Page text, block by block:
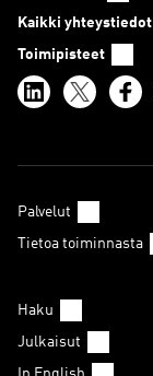
Kaikki yhteystiedot
Toimipisteet
Palvelut
Tietoa toiminnasta
Haku
Julkaisut